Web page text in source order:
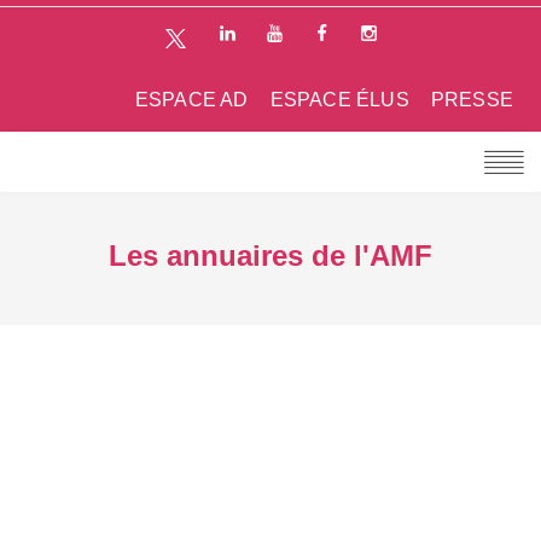
PRESSE
ESPACE ÉLUS
ESPACE AD
Les annuaires de l'AMF